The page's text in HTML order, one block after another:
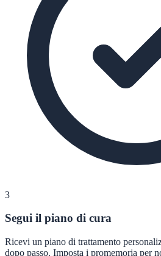
3
Segui il piano di cura
Ricevi un piano di trattamento
dopo passo. Imposta i promemoria per